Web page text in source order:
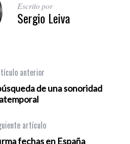
Escrito por
Sergio Leiva
anterior
de una sonoridad
atemporal
artículo
fechas en España